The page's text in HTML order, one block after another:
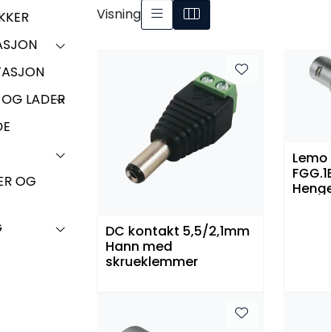
LADER
OG
Visning
DC kontakt 5,5/2,1mm
Hann med
skrueklemmer
Lemo